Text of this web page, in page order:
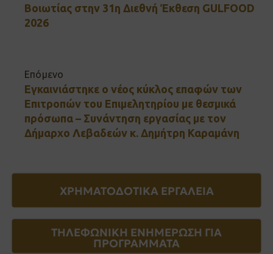
Βοιωτίας στην 31η Διεθνή Έκθεση GULFOOD
2026
Επόμενο
Εγκαινιάστηκε ο νέος κύκλος επαφών των
Επιτροπών του Επιμελητηρίου με θεσμικά
πρόσωπα – Συνάντηση εργασίας με τον
Δήμαρχο Λεβαδεών κ. Δημήτρη Καραμάνη
ΧΡΗΜΑΤΟΔΟΤΙΚΑ ΕΡΓΑΛΕΙΑ
ΤΗΛΕΦΩΝΙΚΗ ΕΝΗΜΕΡΩΣΗ ΓΙΑ
ΠΡΟΓΡΑΜΜΑΤΑ